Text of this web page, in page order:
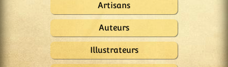
Artisans
Auteurs
Illustrateurs